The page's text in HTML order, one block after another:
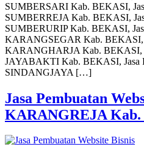
SUMBERSARI Kab. BEKASI,
SUMBERREJA Kab. BEKASI,
SUMBERURIP Kab. BEKASI,
KARANGSEGAR Kab. BEKASI,
KARANGHARJA Kab. BEKASI,
JAYABAKTI Kab. BEKASI, Jasa
SINDANGJAYA […]
Jasa Pembuatan
KARANGREJA